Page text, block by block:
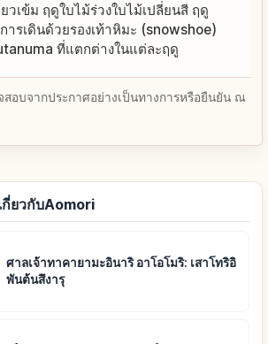
วเข้ม ฤดูใบไม้ร่วงใบไม้เปลี่ยนสี ฤดู
ารเดินด้วยรองเท้าหิมะ (snowshoe)
ที่แตกต่างในแต่ละฤดู
อบจากประกาศอย่างเป็นทางการหรือยืนยัน ณ
ยวกับAomori
ศาลเจ้าทาคายามะอินาริ อาโอโมริ: เสาโทริอิ
พันต้นสึงารุ